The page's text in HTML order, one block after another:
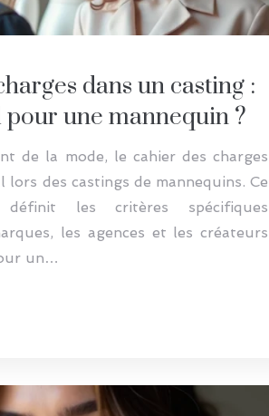
dans un casting :
une mannequin ?
de la mode, le cahier des charges
des castings de mannequins. Ce
définit les critères spécifiques
les agences et les créateurs
un…